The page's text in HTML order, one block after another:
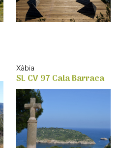
Xàbia
SL CV 97 Cala Barraca